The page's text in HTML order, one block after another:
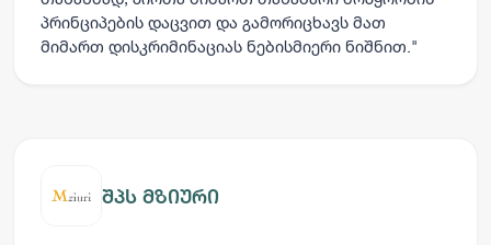
პრინციპების დაცვით და გამორიცხავს მათ
მიმართ დისკრიმინაციას ნებისმიერი ნიშნით."
შპს მზიური